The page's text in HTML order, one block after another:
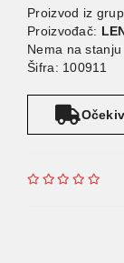
Proizvod iz
Proizvođač:
Nema na stanju
Šifra: 100911